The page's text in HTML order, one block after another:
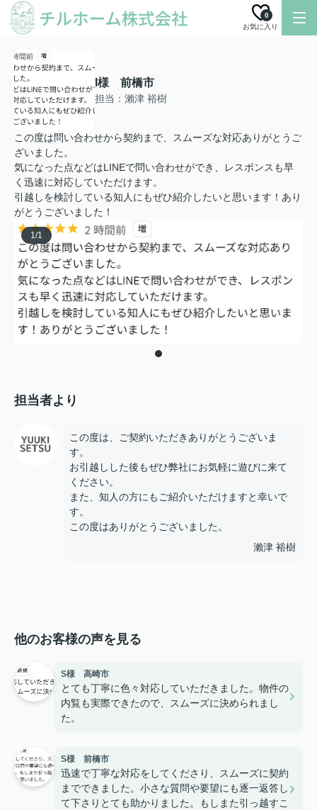
お気に入り
0
I様 前橋市
担当：瀨津 裕樹
この度は問い合わせから契約まで、スムーズな対応ありがとうご
ざいました。
気になった点などはLINEで問い合わせができ、レスポンスも早
く迅速に対応していただけます。
引越しを検討している知人にもぜひ紹介したいと思います！あり
がとうございました！
1/1
担当者より
この度は、ご契約いただきありがとうございま
す。
お引越しした後もぜひ弊社にお気軽に遊びに来て
ください。
また、知人の方にもご紹介いただけますと幸いで
す。
この度はありがとうございました。
瀨津 裕樹
他のお客様の声を見る
S様 高崎市
とても丁寧に色々対応していただきました。物件の
内覧も実際できたので、スムーズに決められまし
た。
S様 前橋市
迅速で丁寧な対応をしてくださり、スムーズに契約
までできました。小さな質問や要望にも逐一返答し
て下さりとても助かりました。もしまた引っ越すこ